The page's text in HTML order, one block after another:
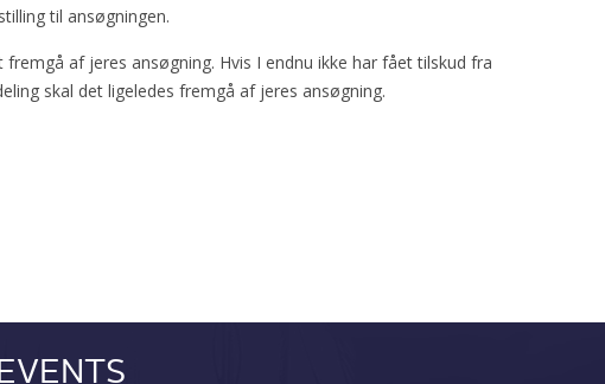
til ansøgningen.
af jeres ansøgning. Hvis I endnu ikke har fået tilskud fra
skal det ligeledes fremgå af jeres ansøgning.